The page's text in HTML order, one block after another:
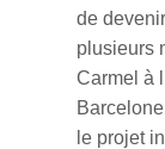
de
plusieurs
Carmel à
le projet